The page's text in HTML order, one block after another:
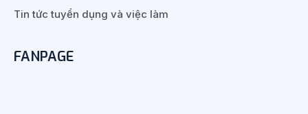
Tin tức tuyển dụng và việc làm
FANPAGE